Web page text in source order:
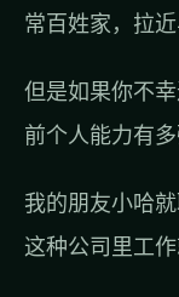
常百姓家，拉
但是如果你不
前个人能力有
我的朋友小哈
这种公司里工